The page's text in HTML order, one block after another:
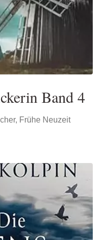
Band 4
, Frühe Neuzeit